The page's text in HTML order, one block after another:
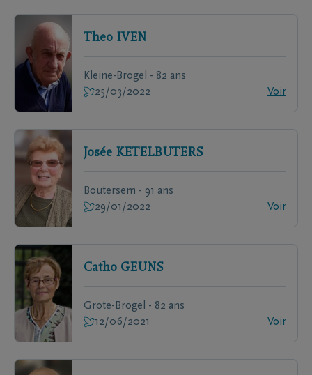
Theo IVEN
Kleine-Brogel - 82 ans
25/03/2022
Voir
Josée KETELBUTERS
Boutersem - 91 ans
29/01/2022
Voir
Catho GEUNS
Grote-Brogel - 82 ans
12/06/2021
Voir